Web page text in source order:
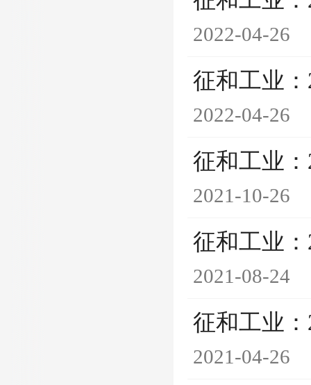
2022-04-26
征和工业
2022-04-26
征和工业
2021-10-26
征和工业
2021-08-24
征和工业
2021-04-26